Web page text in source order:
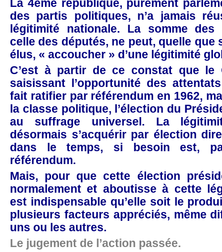
La 4ème république, purement
des partis politiques, n’a jamais
légitimité nationale. La somme des
celle des députés, ne peut, quelle que
élus, « accoucher » d’une légitimité
C’est à partir de ce constat que le
saisissant l’opportunité des
fait ratifier par référendum en 1962,
la classe politique, l’élection du
au suffrage universel. La
désormais s’acquérir par élection
dans le temps, si besoin est,
référendum.
Mais, pour que cette élection
normalement et aboutisse à cette
est indispensable qu’elle soit le
plusieurs facteurs appréciés, même
uns ou les autres.
Le jugement de l’action passée.